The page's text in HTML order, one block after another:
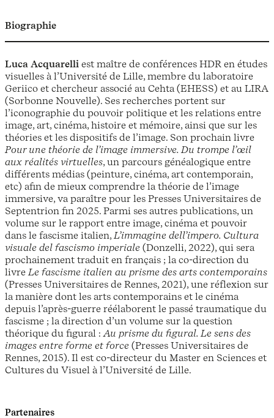
Biographie
Luca Acquarelli est maître de conférences HDR en études
visuelles à l’Université de Lille, membre du laboratoire
Geriico et chercheur associé au Cehta (EHESS) et au LIRA
(Sorbonne Nouvelle). Ses recherches portent sur
l’iconographie du pouvoir politique et les relations entre
image, art, cinéma, histoire et mémoire, ainsi que sur les
théories et les dispositifs de l’image. Son prochain livre
Pour une théorie de l’image immersive. Du trompe l’œil
aux réalités virtuelles, un parcours généalogique entre
différents médias (peinture, cinéma, art contemporain,
etc) afin de mieux comprendre la théorie de l’image
immersive, va paraître pour les Presses Universitaires de
Septentrion fin 2025. Parmi ses autres publications, un
volume sur le rapport entre image, cinéma et pouvoir
dans le fascisme italien,L’immagine dell’impero. Cultura
visuale del fascismo imperiale (Donzelli, 2022), qui sera
prochainement traduit en français ; la co-direction du
livreLe fascisme italien au prisme des arts contemporains
(Presses Universitaires de Rennes, 2021), une réflexion sur
la manière dont les arts contemporains et le cinéma
depuis l’après-guerre réélaborent le passé traumatique du
fascisme ; la direction d’un volume sur la question
théorique du figural :Au prisme du figural. Le sens des
images entre forme et force (Presses Universitaires de
Rennes, 2015). Il est co-directeur du Master en Sciences et
Cultures du Visuel à l’Université de Lille.
Partenaires